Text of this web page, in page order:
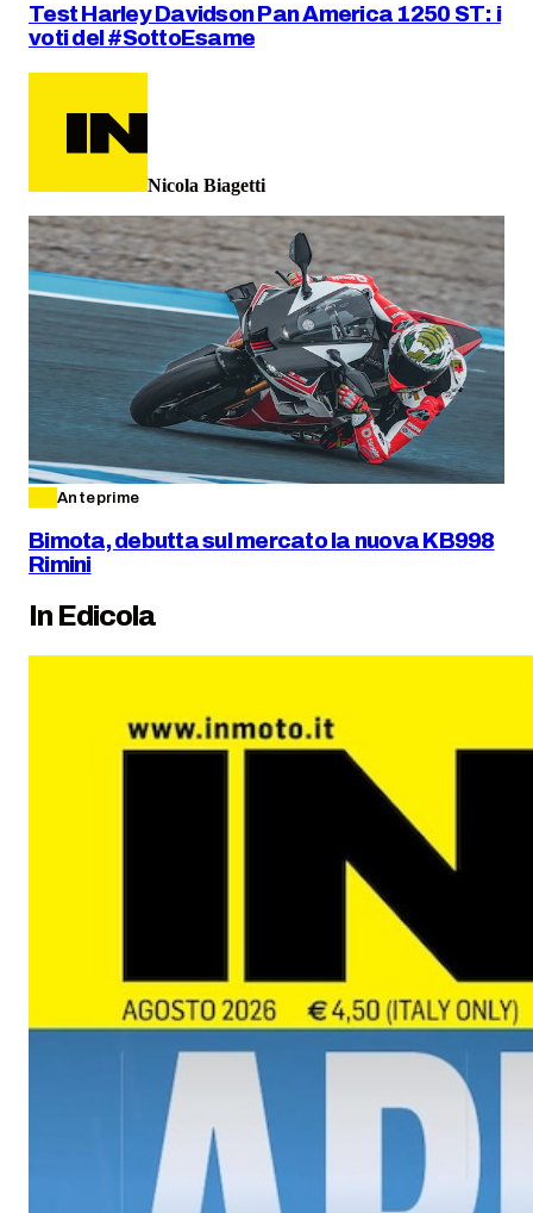
Test Harley Davidson Pan America 1250 ST: i
voti del #SottoEsame
Nicola Biagetti
Anteprime
Bimota, debutta sul mercato la nuova KB998
Rimini
In Edicola